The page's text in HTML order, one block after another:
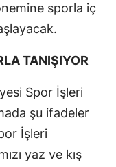
sporla iç
TANIŞIYOR
Spor İşleri
şu ifadeler
İşleri
yaz ve kış